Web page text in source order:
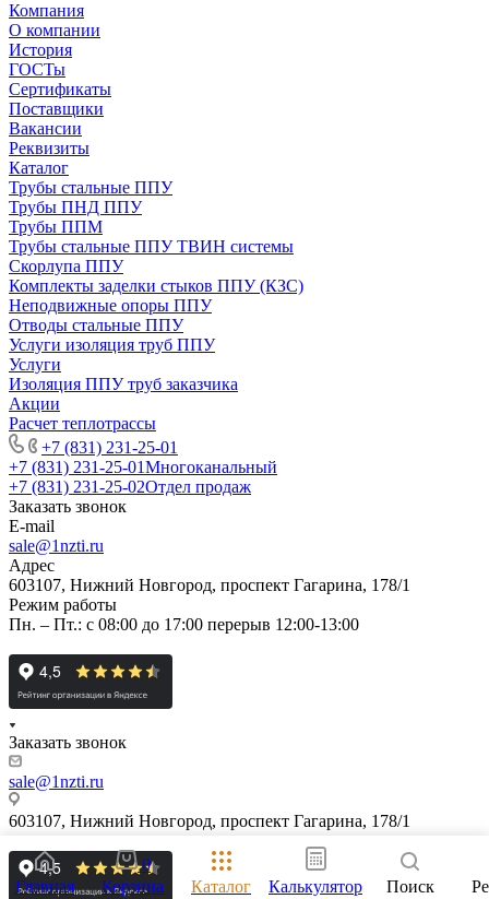
Компания
О компании
История
ГОСТы
Сертификаты
Поставщики
Вакансии
Реквизиты
Каталог
Трубы стальные ППУ
Трубы ПНД ППУ
Трубы ППМ
Трубы стальные ППУ ТВИН системы
Скорлупа ППУ
Комплекты заделки стыков ППУ (КЗС)
Неподвижные опоры ППУ
Отводы стальные ППУ
Услуги изоляция труб ППУ
Услуги
Изоляция ППУ труб заказчика
Акции
Расчет теплотрассы
+7 (831) 231-25-01
+7 (831) 231-25-01Многоканальный
+7 (831) 231-25-02Отдел продаж
Заказать звонок
E-mail
sale@1nzti.ru
Адрес
603107, Нижний Новгород, проспект Гагарина, 178/1
Режим работы
Пн. – Пт.: с 08:00 до 17:00 перерыв 12:00-13:00
Заказать звонок
sale@1nzti.ru
603107, Нижний Новгород, проспект Гагарина, 178/1
Главная
0
Корзина
Каталог Калькулятор Поиск